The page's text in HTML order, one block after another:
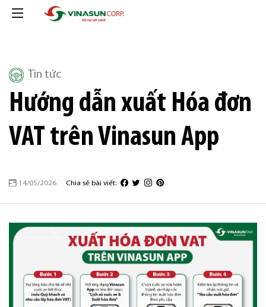
Tin tức
Hướng dẫn xuất Hóa đơn
VAT trên Vinasun App
14/05/2026 Chia sẻ bài viết: